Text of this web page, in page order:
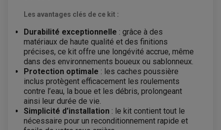
EQUIPEMENT ELECTRIQUE QUAD / SSV
BOITIER CDI QUAD ET SSV
CHARGEUR DE BATTERIE QUAD / SSV
COMPTEUR QUAD / SSV
CONTACTEUR A CLÉ QUAD
DÉMARREUR
ECLAIRAGE LED / HALOGÈNE
STATOR ET REDRESSEUR / REGULATEUR
VENTILATEUR DE RADIATEUR
EQUIPEMENT FREINAGE QUAD / SSV
DISQUE DE FREIN QUAD / SSV
KIT DURITE DE FREIN QUAD
PNEUMATIQUE
MOUSSE
Les avantages clés de ce kit :
Durabilité exceptionnelle : grâce à des
matériaux de haute qualité et des finitions
précises, ce kit offre une longévité accrue, même
dans des environnements boueux ou sablonneux.
Protection optimale : les caches poussière
inclus protègent efficacement les roulements
contre l’eau, la boue et les débris, prolongeant
ainsi leur durée de vie.
Simplicité d’installation : le kit contient tout le
nécessaire pour un reconditionnement rapide et